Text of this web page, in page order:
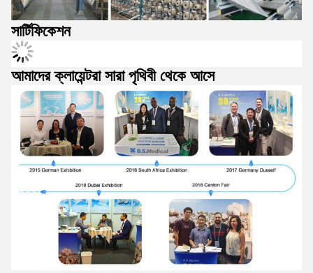
সার্টিফিকেশন
আমাদের ক্লায়েন্টরা সারা পৃথিবী থেকে আসে